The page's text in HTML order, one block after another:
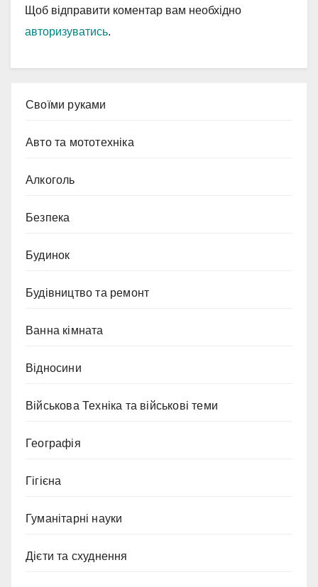
Щоб відправити коментар вам необхідно
авторизуватись.
Cвоїми руками
Авто та мототехніка
Алкоголь
Безпека
Будинок
Будівництво та ремонт
Ванна кімната
Відносини
Військова Техніка та військові теми
Географія
Гігієна
Гуманітарні науки
Дієти та схуднення